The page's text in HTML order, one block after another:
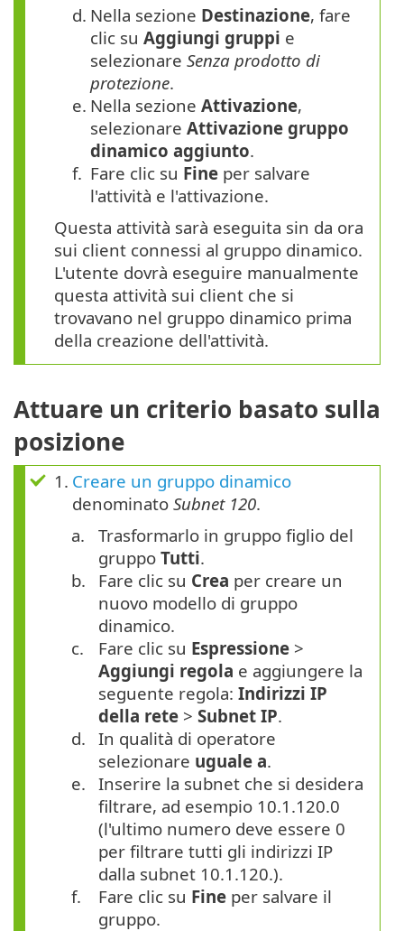
d. Nella sezione Destinazione, fare
clic su Aggiungi gruppi e
selezionare Senza prodotto di
protezione.
e. Nella sezione Attivazione,
selezionare Attivazione gruppo
dinamico aggiunto.
f. Fare clic su Fine per salvare
l'attività e l'attivazione.
Questa attività sarà eseguita sin da ora
sui client connessi al gruppo dinamico.
L'utente dovrà eseguire manualmente
questa attività sui client che si
trovavano nel gruppo dinamico prima
della creazione dell'attività.
Attuare un criterio basato sulla
posizione
1. Creare un gruppo dinamico
denominato Subnet 120.
a.
Trasformarlo in gruppo figlio del
gruppo Tutti.
b.
Fare clic su Crea per creare un
nuovo modello di gruppo
dinamico.
c.
Fare clic su Espressione >
Aggiungi regola e aggiungere la
seguente regola: Indirizzi IP
della rete > Subnet IP.
d. In qualità di operatore
selezionare uguale a.
e. Inserire la subnet che si desidera
filtrare, ad esempio 10.1.120.0
(l'ultimo numero deve essere 0
per filtrare tutti gli indirizzi IP
dalla subnet 10.1.120.).
f.
Fare clic su Fine per salvare il
gruppo.